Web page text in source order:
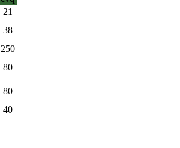
21
38
250
80
80
40